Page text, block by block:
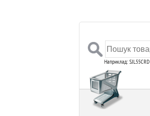
Наприклад: SJL55CRD